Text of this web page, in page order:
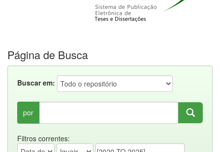
Página de Busca
Buscar em:
por
Filtros correntes: